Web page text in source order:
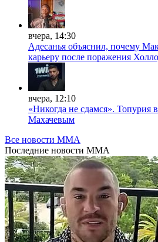
вчера, 14:30
Адесанья объяснил, почему
карьеру после поражения
вчера, 12:10
«Никогда не сдамся». Топурия
Махачевым
Все новости MMA
Последние новости MMA